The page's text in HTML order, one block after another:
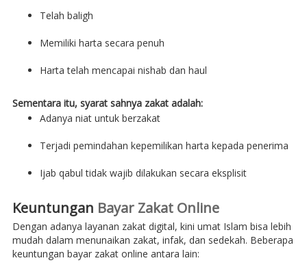
Telah baligh
Memiliki harta secara penuh
Harta telah mencapai nishab dan haul
Sementara itu, syarat sahnya zakat adalah:
Adanya niat untuk berzakat
Terjadi pemindahan kepemilikan harta kepada penerima
Ijab qabul tidak wajib dilakukan secara eksplisit
Keuntungan Bayar Zakat Online
Dengan adanya layanan zakat digital, kini umat Islam bisa lebih
mudah dalam menunaikan zakat, infak, dan sedekah. Beberapa
keuntungan bayar zakat online antara lain: